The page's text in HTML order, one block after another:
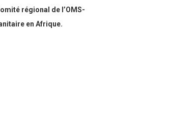
régional de l’OMS-
en Afrique.